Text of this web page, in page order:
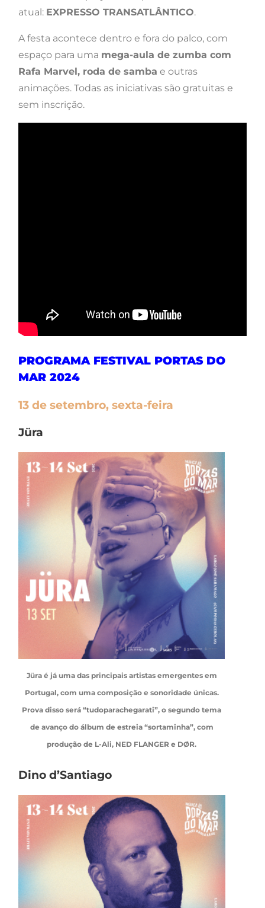
atual: EXPRESSO TRANSATLÂNTICO.
A festa acontece dentro e fora do palco, com
espaço para uma mega-aula de zumba com
Rafa Marvel, roda de samba e outras
animações. Todas as iniciativas são gratuitas e
sem inscrição.
PROGRAMA FESTIVAL PORTAS DO
MAR 2024
13 de setembro, sexta-feira
Jüra
Jüra é já uma das principais artistas emergentes em
Portugal, com uma composição e sonoridade únicas.
Prova disso será “tudoparachegarati”, o segundo tema
de avanço do álbum de estreia “sortaminha”, com
produção de L-Ali, NED FLANGER e DØR.
Dino d’Santiago